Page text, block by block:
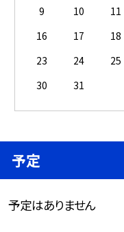
9
10 11
16
17 18
23
24 25
30
31
予定
予定はありません